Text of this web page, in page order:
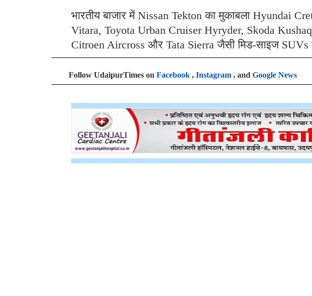
भारतीय बाजार में Nissan Tekton का मुकाबला Hyundai
Vitara, Toyota Urban Cruiser Hyryder, Skoda
Citroen Aircross और Tata Sierra जैसी मिड-साइज SUVs
Follow UdaipurTimes on Facebook , Instagram , and Google News